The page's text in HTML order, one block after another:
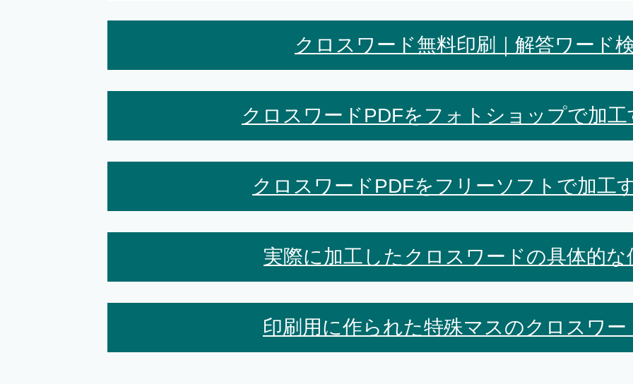
クロスワード無料印刷｜解答ワード
クロスワードPDFをフォトショップで加工
クロスワードPDFをフリーソフトで加工
実際に加工したクロスワードの具体的な
印刷用に作られた特殊マスのクロスワー